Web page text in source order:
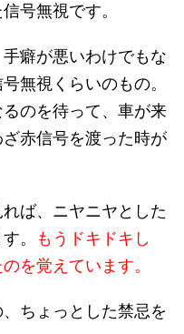
号無視です。
癖が悪いわけでもな
無視くらいのもの。
のを待って、車が来
赤信号を渡った時が
ば、ニヤニヤとした
。
もうドキドキし
を覚えています。
ちょっとした禁忌を